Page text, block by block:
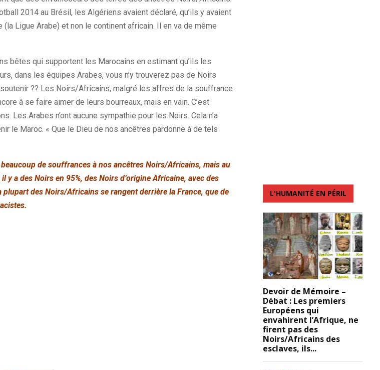
2014 au Brésil, les Algériens avaient déclaré, qu’ils y avaient
Ligue Arabe) et non le continent africain. Il en va de même
bêtes qui supportent les Marocains en estimant qu’ils les
dans les équipes Arabes, vous n’y trouverez pas de Noirs
?? Les Noirs/Africains, malgré les affres de la souffrance
à se faire aimer de leurs bourreaux, mais en vain. C’est
Les Arabes n’ont aucune sympathie pour les Noirs. Cela n’a
le Maroc. « Que le Dieu de nos ancêtres pardonne à de tels
de souffrances à nos ancêtres Noirs/Africains, mais au
y a des Noirs en 95%, des Noirs d’origine Africaine, avec des
des Noirs/Africains se rangent derrière la France, que de
L'HUMANITÉ EN PÉRIL
Devoir de Mémoire –
Débat : Les premiers
Européens qui
envahirent l’Afrique, ne
firent pas des
Noirs/Africains des
esclaves, ils...